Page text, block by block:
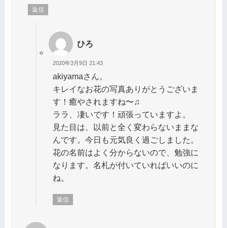
返信
ひろ
2020年3月9日 21:43
akiyamaさん。
キレイなお花の写真ありがとうございま
す！癒やされますね〜♫
ララ、凄いです！頑張っていますよ。
見た目は、以前と全く変わらないままな
んです。今日も元気良く過ごしました。
花の名前はよく分からないので、勉強に
なります。名札が付いていればいいのに
ね。
返信